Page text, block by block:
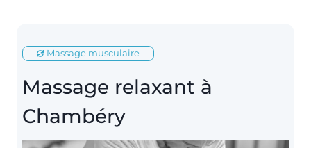
Massage musculaire
Massage relaxant à
Chambéry